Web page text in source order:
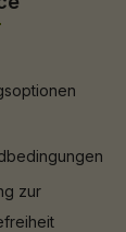
zur